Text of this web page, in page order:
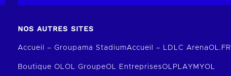
NOS AUTRES SITES
Accueil – Groupama StadiumAccueil – LDLC ArenaOL.FR
Boutique OLOL GroupeOL EntreprisesOLPLAY MYOL